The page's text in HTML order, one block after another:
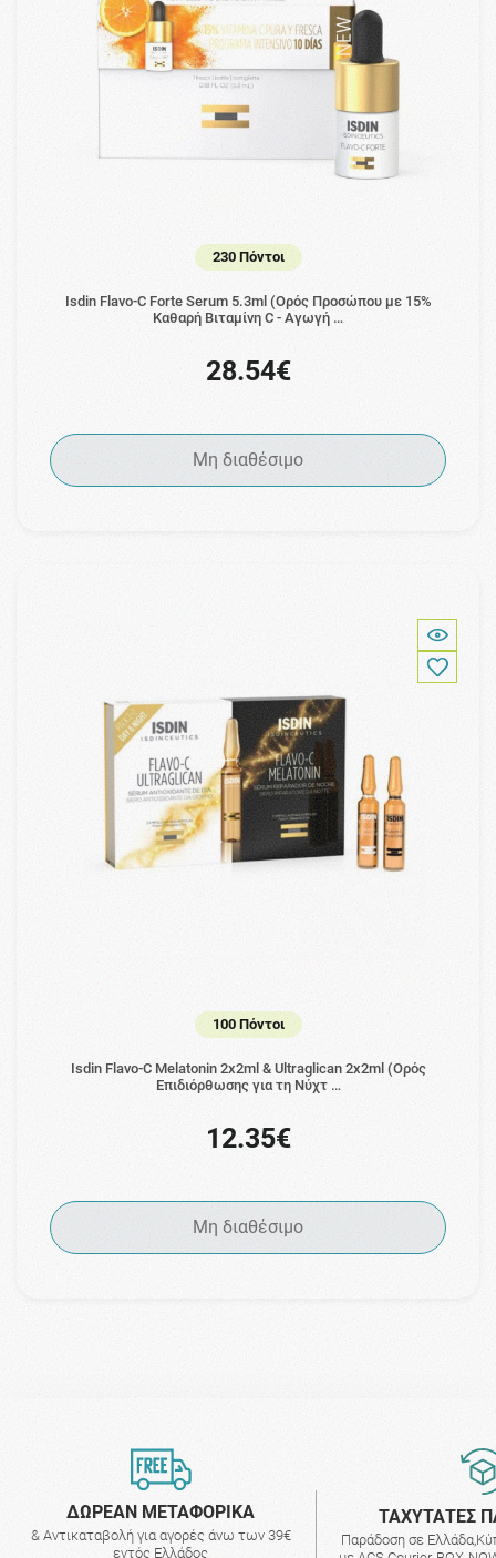
230 Πόντοι
Isdin Flavo-C Forte Serum 5.3ml (Ορός Προσώπου με 15%
Καθαρή Βιταμίνη C - Αγωγή …
28.54€
Μη διαθέσιμο
100 Πόντοι
Isdin Flavo-C Melatonin 2x2ml & Ultraglican 2x2ml (Ορός
Επιδιόρθωσης για τη Νύχτ …
12.35€
Μη διαθέσιμο
ΔΩΡΕΑΝ ΜΕΤΑΦΟΡΙΚΑ
& Αντικαταβολή για αγορές άνω των 39€
εντός Ελλάδος
ΤΑΧΥΤΑΤΕΣ
Παράδοση σε